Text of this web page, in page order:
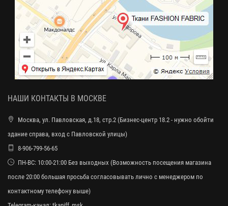
НАШИ КОНТАКТЫ В МОСКВЕ
Москва, ул. Павловская, д.18, стр.2 (Бизнес-центр 18.2 - нужно обойти
здание справа, вход с Павловской улицы)
8-906-799-56-65
ПН-ВС: 10:00-21:00 Без выходных (Возможность посещения магазина
после 20:00 большая просьба согласовывать лично с менеджером по
контактному телефону выше)